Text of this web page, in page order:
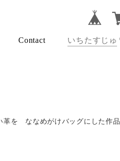
Contact
革を ななめがけバッグにした作品